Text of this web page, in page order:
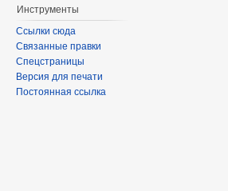
Инструменты
Ссылки сюда
Связанные правки
Спецстраницы
Версия для печати
Постоянная ссылка